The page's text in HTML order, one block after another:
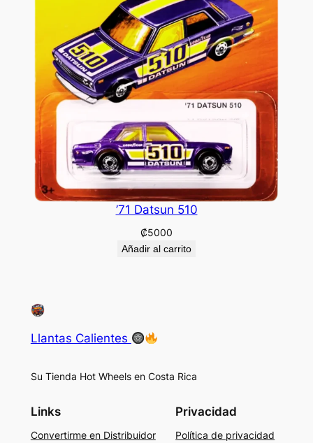
’71 Datsun 510
₡5000
Añadir al carrito
Llantas Calientes
Su Tienda Hot Wheels en Costa Rica
Links
Convertirme en Distribuidor
Privacidad
Política de privacidad